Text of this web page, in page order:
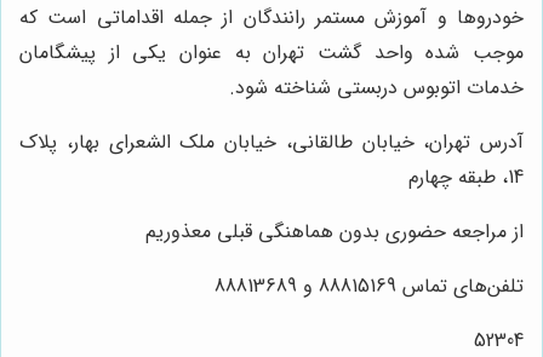
خودروها و آموزش مستمر رانندگان از جمله اقداماتی است که
موجب شده واحد گشت تهران به عنوان یکی از پیشگامان
خدمات اتوبوس دربستی شناخته شود.
آدرس تهران، خیابان طالقانی، خیابان ملک الشعرای بهار، پلاک
14، طبقه چهارم
از مراجعه حضوری بدون هماهنگی قبلی معذوریم
تلفن‌های تماس 88815169 و 88813689
52304